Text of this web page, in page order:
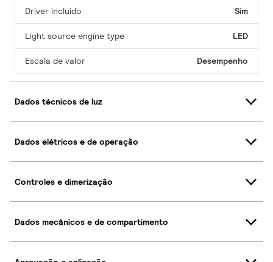
Driver incluído Sim
Light source engine type LED
Escala de valor Desempenho
Dados técnicos de luz
Dados elétricos e de operação
Controles e dimerização
Dados mecânicos e de compartimento